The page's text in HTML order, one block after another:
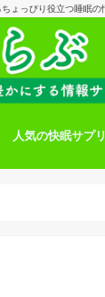
ょっぴり役立つ睡眠の
人気の快眠サプ